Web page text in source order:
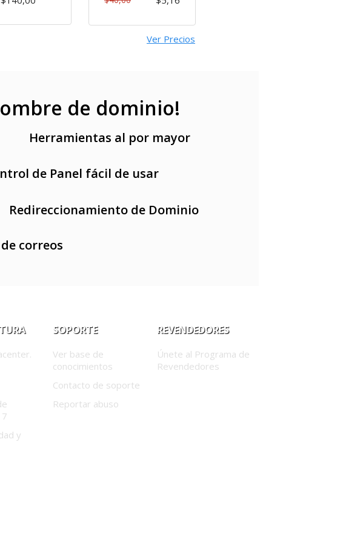
Ver Precios
de dominio!
Herramientas al por mayor
de Panel fácil de usar
Redireccionamiento de Dominio
correos
y
SOPORTE
Ver base de
conocimientos
Contacto de soporte
Reportar abuso
REVENDEDORES
Únete al Programa de
Revendedores